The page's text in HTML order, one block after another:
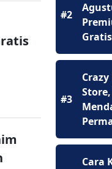
#2
Gratis
#3
Cara